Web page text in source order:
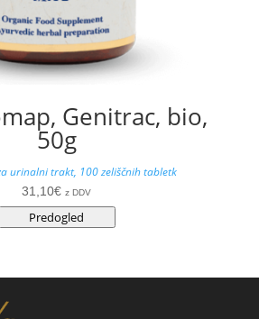
Genitrac, bio,
50g
urinalni trakt, 100 zeliščnih tabletk
31,10€ z DDV
Predogled